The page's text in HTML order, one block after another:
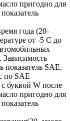
пригодно для
года (20-
от -5 С до
Зависимость
показатель SAE.
по SAE
буквой W после
пригодно для